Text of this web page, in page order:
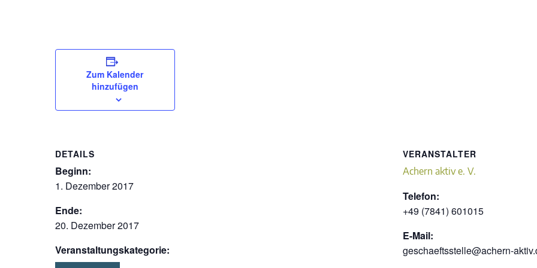
Zum Kalender
hinzufügen
DETAILS
Beginn:
1. Dezember 2017
Ende:
20. Dezember 2017
Veranstaltungskategorie:
VERANSTALTER
Achern aktiv e. V.
Telefon:
+49 (7841) 601015
E-Mail:
geschaeftsstelle@achern-